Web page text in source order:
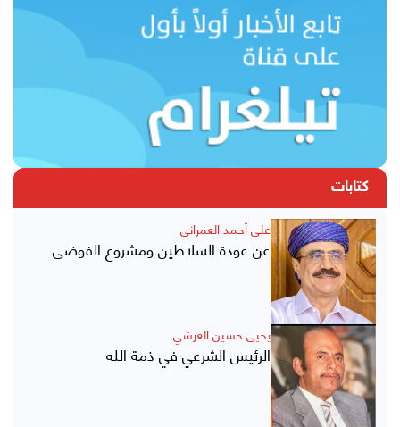
كتابات
علي أحمد العمراني
عن عودة السلاطين ومشروع الفوضى
يحيى حسين العرشي
الرئيس الشرعي في ذمة الله